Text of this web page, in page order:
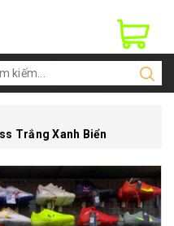
Trắng Xanh Biển